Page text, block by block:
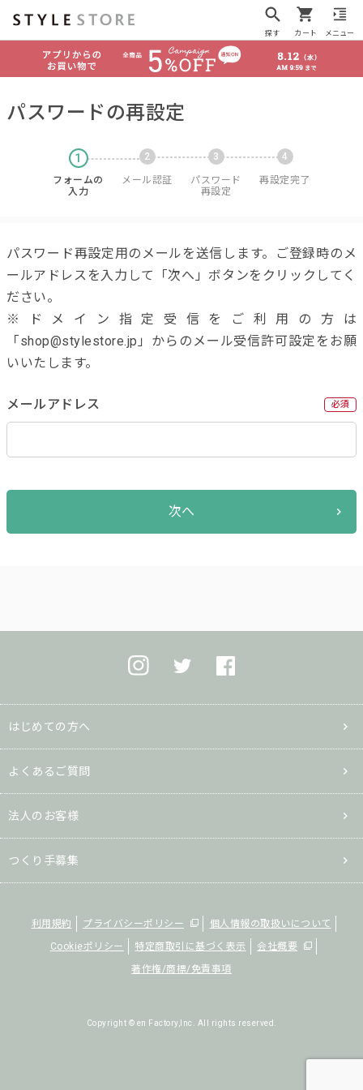
探す カート メニュー
パスワードの再設定
1
フォームの
入力
2
メール認証
3
パスワード
再設定
4
再設定完了
パスワード再設定用のメールを送信します。ご登録時のメ
ールアドレスを入力して「次へ」ボタンをクリックしてく
ださい。
※ドメイン指定受信をご利用の方は
「shop@stylestore.jp」からのメール受信許可設定をお願
いいたします。
メールアドレス 必須
次へ
はじめての方へ
よくあるご質問
法人のお客様
つくり手募集
利用規約 プライバシーポリシー
個人情報の取扱いについて
Cookieポリシー
特定商取引に基づく表示
会社概要
著作権/商標/免責事項
Copyright © en Factory,Inc. All rights reserved.